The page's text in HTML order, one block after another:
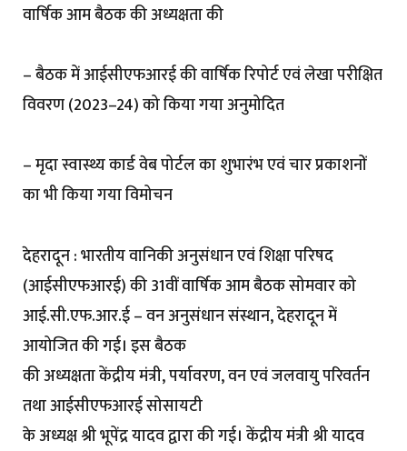
वार्षिक आम बैठक की अध्यक्षता की
– बैठक में आईसीएफआरई की वार्षिक रिपोर्ट एवं लेखा परीक्षित
विवरण (2023–24) को किया गया अनुमोदित
– मृदा स्वास्थ्य कार्ड वेब पोर्टल का शुभारंभ एवं चार प्रकाशनों
का भी किया गया विमोचन
देहरादून : भारतीय वानिकी अनुसंधान एवं शिक्षा परिषद
(आईसीएफआरई) की 31वीं वार्षिक आम बैठक सोमवार को
आई.सी.एफ.आर.ई – वन अनुसंधान संस्थान, देहरादून में
आयोजित की गई। इस बैठक
की अध्यक्षता केंद्रीय मंत्री, पर्यावरण, वन एवं जलवायु परिवर्तन
तथा आईसीएफआरई सोसायटी
के अध्यक्ष श्री भूपेंद्र यादव द्वारा की गई। केंद्रीय मंत्री श्री यादव